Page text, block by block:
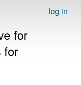
log in
for
for